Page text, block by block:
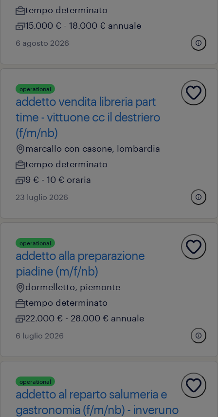
tempo determinato
15.000 € - 18.000 € annuale
6 agosto 2026
operational
addetto vendita libreria part
time - vittuone cc il destriero
(f/m/nb)
marcallo con casone, lombardia
tempo determinato
9 € - 10 € oraria
23 luglio 2026
operational
addetto alla preparazione
piadine (m/f/nb)
dormelletto, piemonte
tempo determinato
22.000 € - 28.000 € annuale
6 luglio 2026
operational
addetto al reparto salumeria e
gastronomia (f/m/nb) - inveruno